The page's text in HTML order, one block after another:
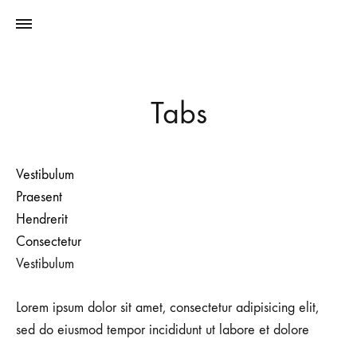
Tabs
Vestibulum
Praesent
Hendrerit
Consectetur
Vestibulum
Lorem ipsum dolor sit amet, consectetur adipisicing elit,
sed do eiusmod tempor incididunt ut labore et dolore